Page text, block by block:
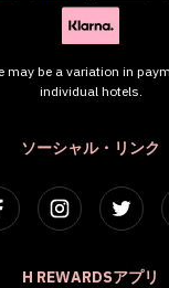
ソーシャル・リンク
H REWARDSアプリ
may be a variation in
individual hotels.